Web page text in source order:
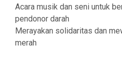
Acara musik dan seni untuk
pendonor darah
Merayakan solidaritas dan
merah